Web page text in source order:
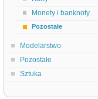
Monety i banknoty
Pozostałe
Modelarstwo
Pozostałe
Sztuka